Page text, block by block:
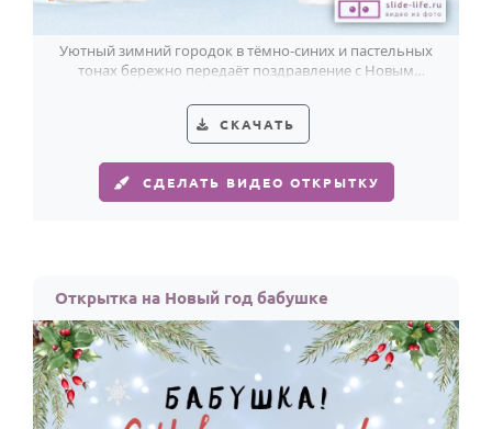
Уютный зимний городок в тёмно-синих и пастельных
тонах бережно передаёт поздравление с Новым
СКАЧАТЬ
СДЕЛАТЬ ВИДЕО ОТКРЫТКУ
Открытка на Новый год бабушке